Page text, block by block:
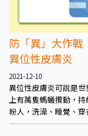
防「異」大作
異位性皮膚炎
2021-12-10
異位性皮膚炎可說是
上有萬隻螞蟻攢動，
粉人，洗澡、睡覺、
刺。除嚴重失眠，明